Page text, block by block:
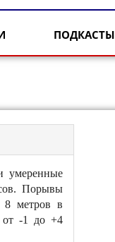
ПОДКАСТЫ
умеренные
Порывы
8 метров в
от -1 до +4